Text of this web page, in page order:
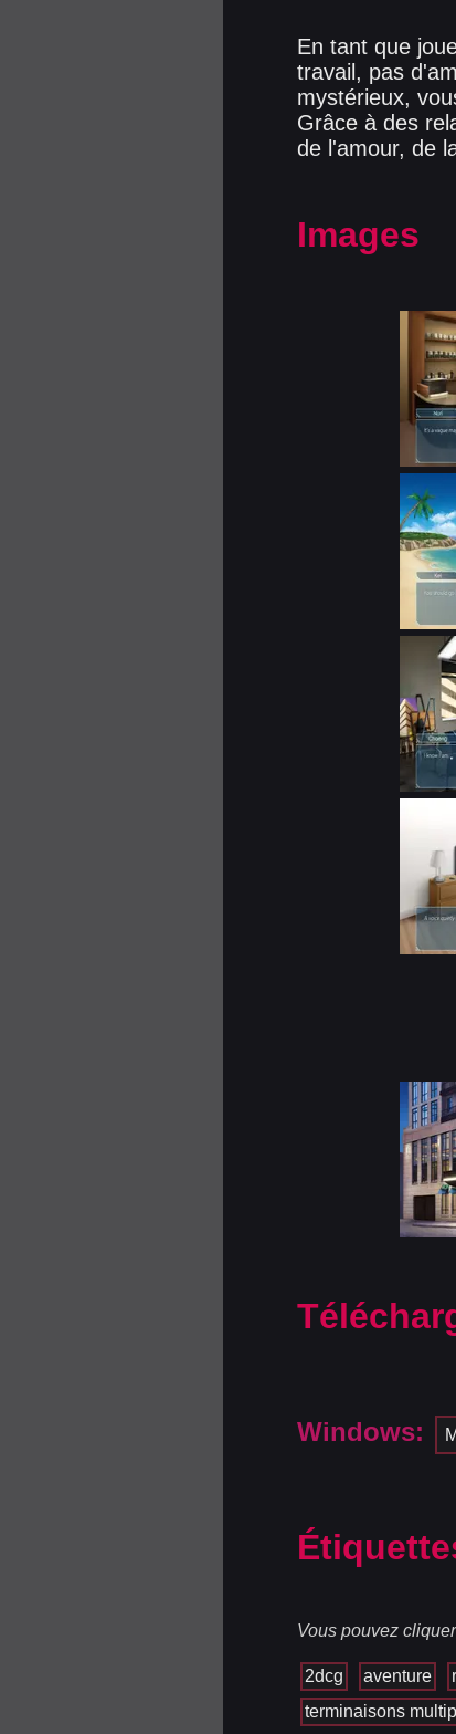
En tant que
travail, pas
mystérieux,
Grâce à des
de l'amour, de
Images
Windows:
Vous pouvez
2dcg aventure
terminaisons